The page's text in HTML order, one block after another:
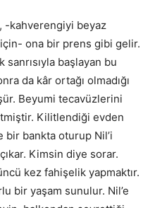
-kahverengiyi beyaz
için- ona bir prens gibi gelir.
sanrısıyla başlayan bu
da kâr ortağı olmadığı
Beyumi tecavüzlerini
Kilitlendiği evden
bir bankta oturup Nil’i
Kimsin diye sorar.
kez fahişelik yapmaktır.
bir yaşam sunulur. Nil’e